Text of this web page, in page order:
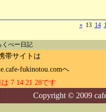
«13 14
くべー日記
帯サイトは
fukinotou.comへ
7 14 21 28です
Copyright © 2009